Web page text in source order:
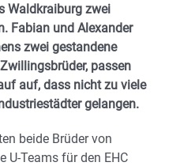
Waldkraiburg zwei
Fabian und Alexander
zwei gestandene
passen
auf, dass nicht zu viele
gelangen.
beide Brüder von
U-Teams für den EHC